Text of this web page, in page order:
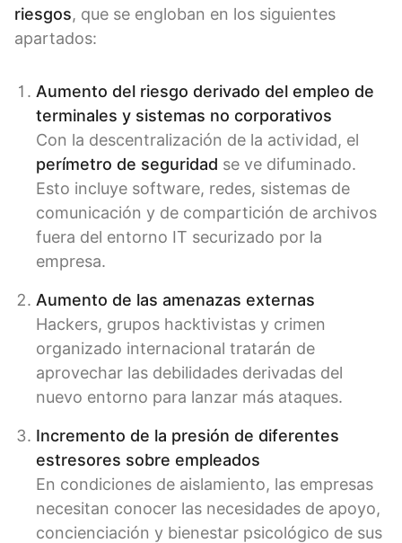
riesgos, que se engloban en los siguientes
apartados:
Aumento del riesgo derivado del empleo de
terminales y sistemas no corporativos
Con la descentralización de la actividad, el
perímetro de seguridad se ve difuminado.
Esto incluye software, redes, sistemas de
comunicación y de compartición de archivos
fuera del entorno IT securizado por la
empresa.
Aumento de las amenazas externas
Hackers, grupos hacktivistas y crimen
organizado internacional tratarán de
aprovechar las debilidades derivadas del
nuevo entorno para lanzar más ataques.
Incremento de la presión de diferentes
estresores sobre empleados
En condiciones de aislamiento, las empresas
necesitan conocer las necesidades de apoyo,
concienciación y bienestar psicológico de sus